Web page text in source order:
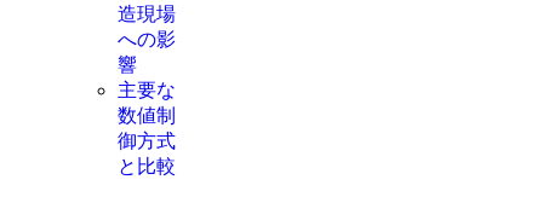
造現場
への影
響
主要な
数値制
御方式
と比較